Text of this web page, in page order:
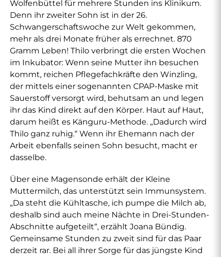
Wolfenbüttel für mehrere Stunden ins Klinikum.
Denn ihr zweiter Sohn ist in der 26.
Schwangerschaftswoche zur Welt gekommen,
mehr als drei Monate früher als errechnet. 870
Gramm Leben! Thilo verbringt die ersten Wochen
im Inkubator: Wenn seine Mutter ihn besuchen
kommt, reichen Pflegefachkräfte den Winzling,
der mittels einer sogenannten CPAP-Maske mit
Sauerstoff versorgt wird, behutsam an und legen
ihr das Kind direkt auf den Körper. Haut auf Haut,
darum heißt es Känguru-Methode. „Dadurch wird
Thilo ganz ruhig.“ Wenn ihr Ehemann nach der
Arbeit ebenfalls seinen Sohn besucht, macht er
dasselbe.
Über eine Magensonde erhält der Kleine
Muttermilch, das unterstützt sein Immunsystem.
„Da steht die Kühltasche, ich pumpe die Milch ab,
deshalb sind auch meine Nächte in Drei-Stunden-
Abschnitte aufgeteilt“, erzählt Joana Bündig.
Gemeinsame Stunden zu zweit sind für das Paar
derzeit rar. Bei all ihrer Sorge für das jüngste Kind